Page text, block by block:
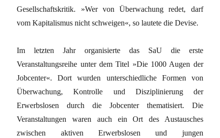
Gesellschaftskritik. »Wer von Überwachung redet, darf
vom Kapitalismus nicht schweigen«, so lautete die Devise.
Im letzten Jahr organisierte das SaU die erste
Veranstaltungsreihe unter dem Titel »Die 1000 Augen der
Jobcenter«. Dort wurden unterschiedliche Formen von
Überwachung, Kontrolle und Disziplinierung der
Erwerbslosen durch die Jobcenter thematisiert. Die
Veranstaltungen waren auch ein Ort des Austausches
zwischen aktiven Erwerbslosen und jungen